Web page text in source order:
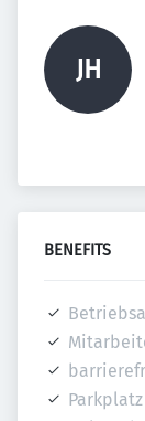
JH
BENEFITS
Parkplatz